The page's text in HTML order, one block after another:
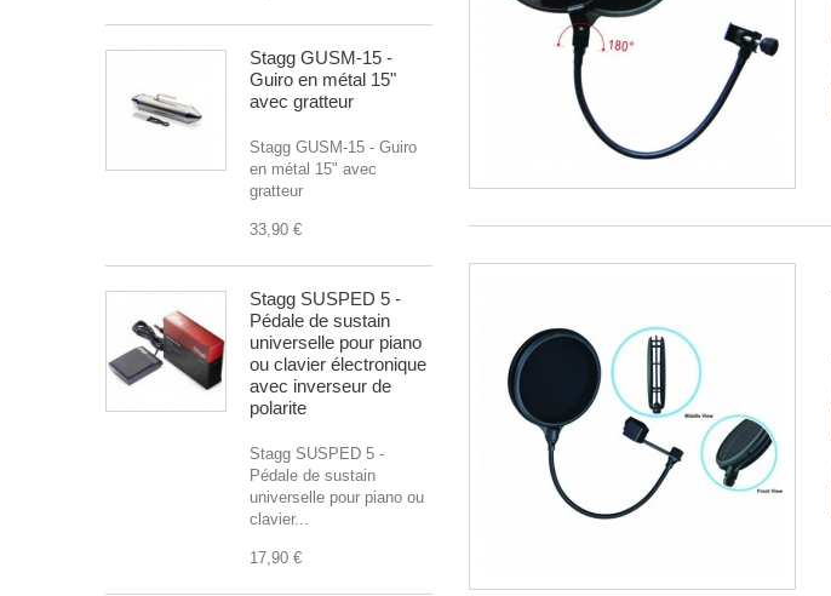
Stagg GUSM-15 -
Guiro en métal 15"
avec gratteur
Stagg GUSM-15 - Guiro
en métal 15" avec
gratteur
33,90 €
Stagg SUSPED 5 -
Pédale de sustain
universelle pour piano
ou clavier électronique
avec inverseur de
polarite
Stagg SUSPED 5 -
Pédale de sustain
universelle pour piano ou
clavier...
17,90 €